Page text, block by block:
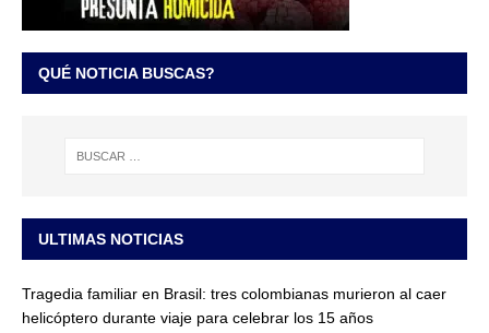
QUÉ NOTICIA BUSCAS?
ULTIMAS NOTICIAS
Tragedia familiar en Brasil: tres colombianas murieron al caer
helicóptero durante viaje para celebrar los 15 años